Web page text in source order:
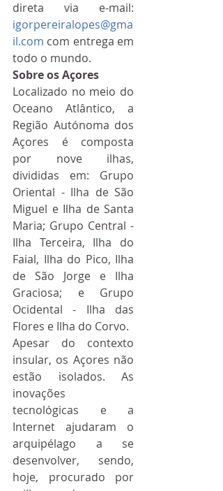
igorpereiralopes@gma
il.com com entrega em
todo o mundo.
Sobre os Açores
Localizado no meio do
Oceano Atlântico, a
Região Autónoma dos
Açores é composta
por nove ilhas,
divididas em: Grupo
Oriental - Ilha de São
Miguel e Ilha de Santa
Maria; Grupo Central -
Ilha Terceira, Ilha do
Faial, Ilha do Pico, Ilha
de São Jorge e Ilha
Graciosa; e Grupo
Ocidental - Ilha das
Flores e Ilha do Corvo.
Apesar do contexto
insular, os Açores não
estão isolados. As
inovações
tecnológicas e a
Internet ajudaram o
arquipélago a se
desenvolver, sendo,
hoje, procurado por